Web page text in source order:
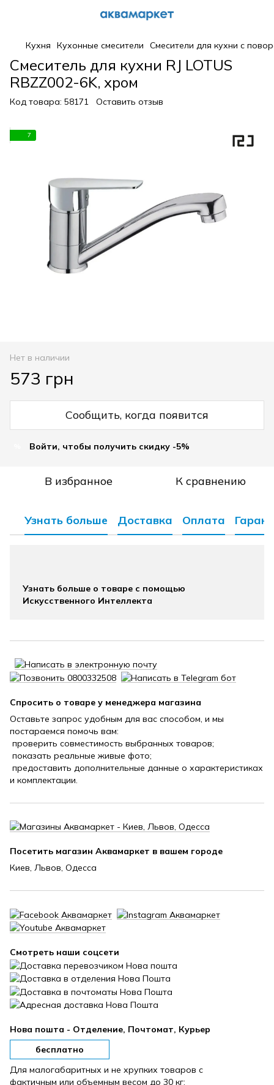
Кухня Кухонные смесители Смесители для кухни с
Смеситель для кухни RJ LOTUS
RBZZ002-6K, хром
Код товара: 58171 Оставить отзыв
7
Нет в наличии
573 грн
Сообщить, когда появится
Войти, чтобы получить скидку -5%
В избранное К сравнению
Узнать больше Доставка Оплата
Узнать больше о товаре с помощью
Искусственного Интеллекта
Спросить о товаре у менеджера магазина
Оставьте запрос удобным для вас способом, и мы
постараемся помочь вам:
проверить совместимость выбранных товаров;
показать реальные живые фото;
предоставить дополнительные данные о характеристиках
и комплектации.
Посетить магазин Аквамаркет в вашем городе
Киев, Львов, Одесса
Смотреть наши соцсети
Нова пошта - Отделение, Почтомат, Курьер
бесплатно
Для малогабаритных и не хрупких товаров с
фактичным или объемным весом до 30 кг: